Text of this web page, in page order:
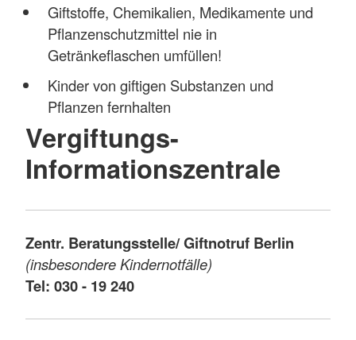
Giftstoffe, Chemikalien, Medikamente und
Pflanzenschutzmittel nie in
Getränkeflaschen umfüllen!
Kinder von giftigen Substanzen und
Pflanzen fernhalten
Vergiftungs-
Informationszentrale
Zentr. Beratungsstelle/ Giftnotruf Berlin
(insbesondere Kindernotfälle)
Tel: 030 - 19 240